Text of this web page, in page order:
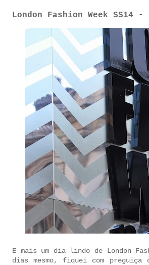
London Fashion Week SS14
E mais um dia lindo de London
dias mesmo, fiquei com